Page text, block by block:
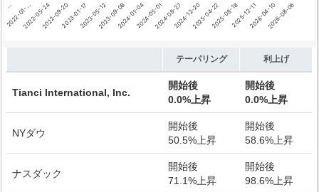
…
2022-01-…2022-05-242022-09-202023-01-172023-05-122023-09-082024-01-042024-05-012024-08-272024-12-202025-04-222025-08-182025-12-112026-04-102026-08-06
テーパリング 利上げ
Tianci International, Inc.
開始後
0.0%上昇
開始後
0.0%上昇
NYダウ
開始後
50.5%上昇
開始後
58.6%上昇
ナスダック
開始後
71.1%上昇
開始後
98.6%上昇